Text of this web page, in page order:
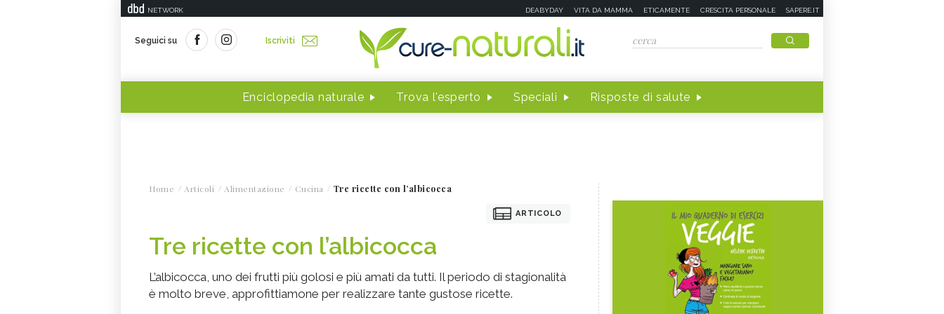
NETWORK DEABYDAY VITA DA MAMMA ETICAMENTE CRESCITA PERSONALE SAPERE.IT
Seguici su Iscriviti
Enciclopedia naturale Trova l'esperto Speciali Risposte di salute
Home Articoli Alimentazione Cucina Tre ricette con l’albicocca
ARTICOLO
Tre ricette con l’albicocca
L’albicocca, uno dei frutti più golosi e più amati da tutti. Il periodo di stagionalità
è molto breve, approfittiamone per realizzare tante gustose ricette.